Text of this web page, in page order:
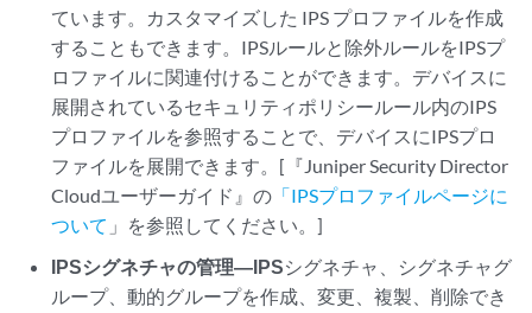
ています。カスタマイズした IPS プロファイルを作成
することもできます。IPSルールと除外ルールをIPSプ
ロファイルに関連付けることができます。デバイスに
展開されているセキュリティポリシールール内のIPS
プロファイルを参照することで、デバイスにIPSプロ
ファイルを展開できます。[ 『Juniper Security Director
Cloudユーザーガイド』の 「IPSプロファイルページに
ついて 」を参照してください。]
IPSシグネチャの管理—IPSシグネチャ、シグネチャグ
ループ、動的グループを作成、変更、複製、削除でき